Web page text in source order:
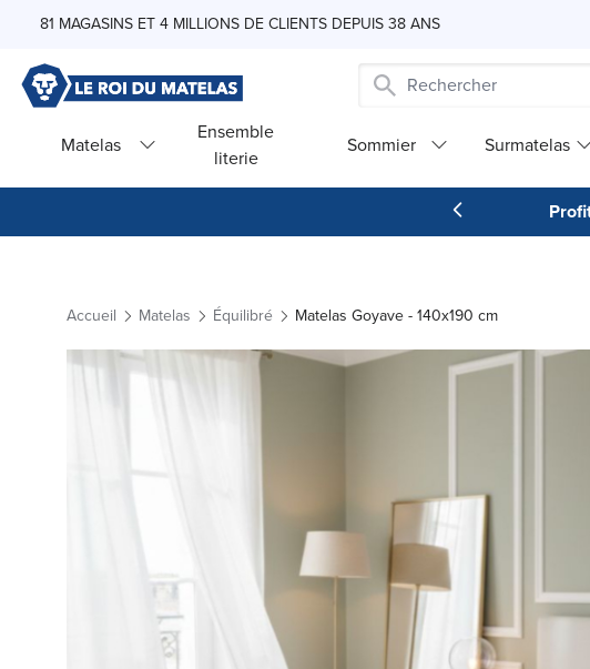
Skip to Content
81 MAGASINS ET 4 MILLIONS DE CLIENTS DEPUIS 38 ANS
Matelas
Ensemble
literie
Sommier Surmatelas
Accueil Matelas Équilibré Matelas Goyave - 140x190 cm